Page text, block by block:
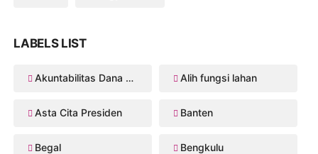
LABELS LIST
Akuntabilitas Dana Desa Alih fungsi lahan
Asta Cita Presiden Banten
Begal Bengkulu